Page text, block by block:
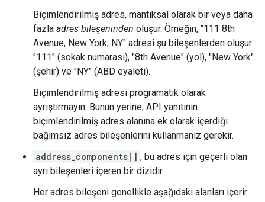
Biçimlendirilmiş adres, mantıksal olarak bir veya daha
fazla adres bileşeninden oluşur. Örneğin, "111 8th
Avenue, New York, NY" adresi şu bileşenlerden oluşur:
"111" (sokak numarası), "8th Avenue" (yol), "New York"
(şehir) ve "NY" (ABD eyaleti).
Biçimlendirilmiş adresi programatik olarak
ayrıştırmayın. Bunun yerine, API yanıtının
biçimlendirilmiş adres alanına ek olarak içerdiği
bağımsız adres bileşenlerini kullanmanız gerekir.
address_components[] , bu adres için geçerli olan
ayrı bileşenleri içeren bir dizidir.
Her adres bileşeni genellikle aşağıdaki alanları içerir: